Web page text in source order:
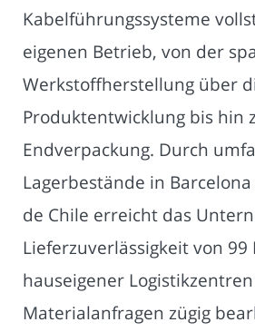
Kabelführungssysteme
eigenen Betrieb, von der
Werkstoffherstellung über
Produktentwicklung bis hin
Endverpackung. Durch
Lagerbestände in
de Chile erreicht das
Lieferzuverlässigkeit von 99
hauseigener
Materialanfragen zügig